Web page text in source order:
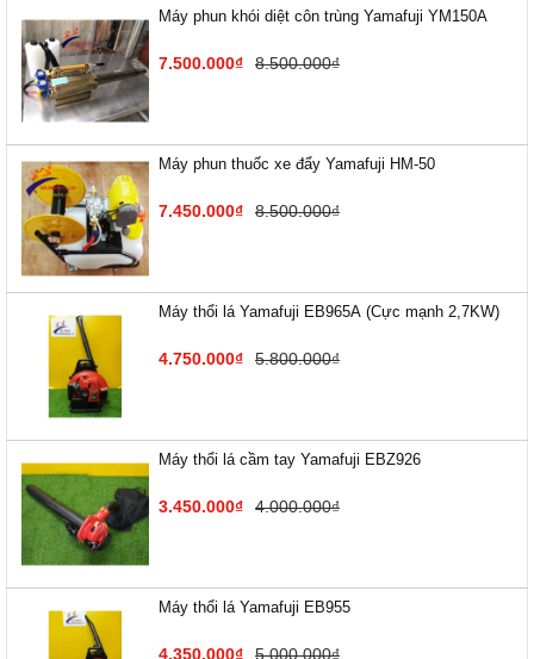
Máy phun khói diệt côn trùng Yamafuji YM150A
7.500.000₫ 8.500.000₫
Máy phun thuốc xe đẩy Yamafuji HM-50
7.450.000₫ 8.500.000₫
Máy thổi lá Yamafuji EB9​65A (Cực mạnh 2,7KW)
4.750.000₫ 5.800.000₫
Máy thổi lá cầm tay Yamafuji EBZ926
3.450.000₫ 4.000.000₫
Máy thổi lá Yamafuji EB955
4.350.000₫ 5.000.000₫